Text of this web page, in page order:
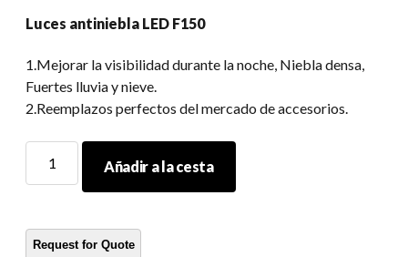
Luces antiniebla LED F150
1.Mejorar la visibilidad durante la noche, Niebla densa,
Fuertes lluvia y nieve.
2.Reemplazos perfectos del mercado de accesorios.
antiniebla
cantidad
Añadir a la cesta